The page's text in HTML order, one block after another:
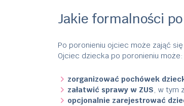
Jakie formalności
Po poronieniu ojciec może zająć
Ojciec dziecka po poronieniu może:
zorganizować pochówek
załatwić sprawy w ZUS, w tym
opcjonalnie zarejestrować